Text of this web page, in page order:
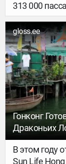
313 000
тот же
роста стало
Wizz Air.
Варшава,
рейсы в
gloss.ee
Гонконг
Драконьих
Программой
В этом году
Sun Life